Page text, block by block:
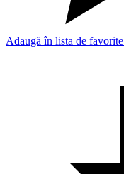
Adaugă în lista de favorite